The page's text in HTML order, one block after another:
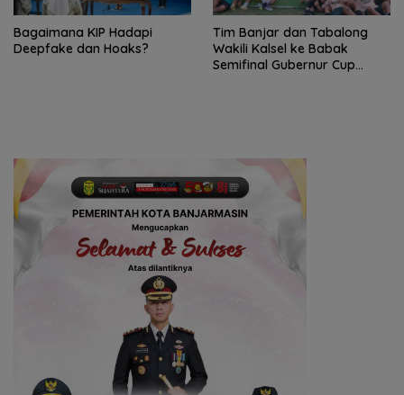
Bagaimana KIP Hadapi
Deepfake dan Hoaks?
Tim Banjar dan Tabalong
Wakili Kalsel ke Babak
Semifinal Gubernur Cup